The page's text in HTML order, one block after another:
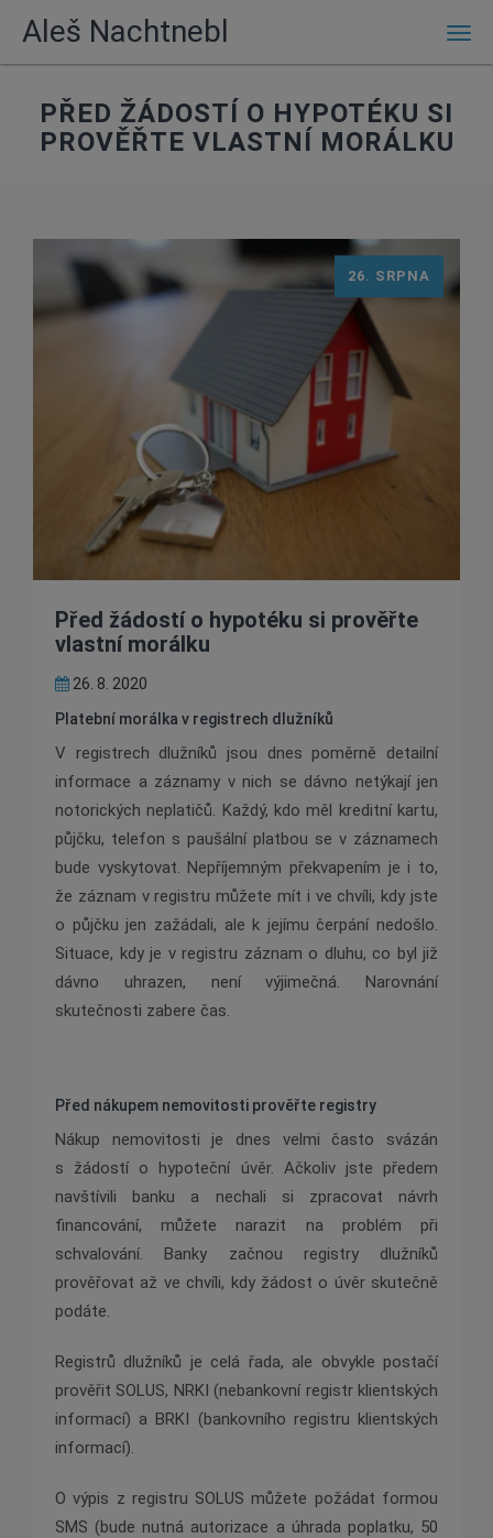
Aleš Nachtnebl
PŘED ŽÁDOSTÍ O HYPOTÉKU SI
PROVĚŘTE VLASTNÍ MORÁLKU
Před žádostí o hypotéku si prověřte
vlastní morálku
26. 8. 2020
26. SRPNA
Platební morálka v registrech dlužníků
V registrech dlužníků jsou dnes poměrně detailní
informace a záznamy v nich se dávno netýkají jen
notorických neplatičů. Každý, kdo měl kreditní kartu,
půjčku, telefon s paušální platbou se v záznamech
bude vyskytovat. Nepříjemným překvapením je i to,
že záznam v registru můžete mít i ve chvíli, kdy jste
o půjčku jen zažádali, ale k jejímu čerpání nedošlo.
Situace, kdy je v registru záznam o dluhu, co byl již
dávno uhrazen, není výjimečná. Narovnání
skutečnosti zabere čas.
Před nákupem nemovitosti prověřte registry
Nákup nemovitosti je dnes velmi často svázán
s žádostí o hypoteční úvěr. Ačkoliv jste předem
navštívili banku a nechali si zpracovat návrh
financování, můžete narazit na problém při
schvalování. Banky začnou registry dlužníků
prověřovat až ve chvíli, kdy žádost o úvěr skutečně
podáte.
Registrů dlužníků je celá řada, ale obvykle postačí
prověřit SOLUS, NRKI (nebankovní registr klientských
informací) a BRKI (bankovního registru klientských
informací).
O výpis z registru SOLUS můžete požádat formou
SMS (bude nutná autorizace a úhrada poplatku, 50